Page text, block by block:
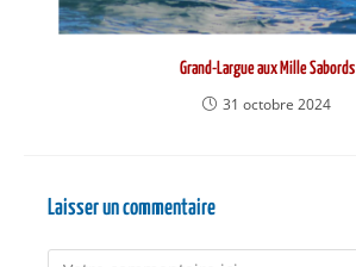
Grand-Largue aux Mille Sabords
31 octobre 2024
Laisser un commentaire